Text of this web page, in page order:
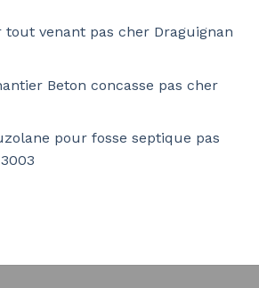
tout venant pas cher Draguignan
Beton concasse pas cher
pour fosse septique pas